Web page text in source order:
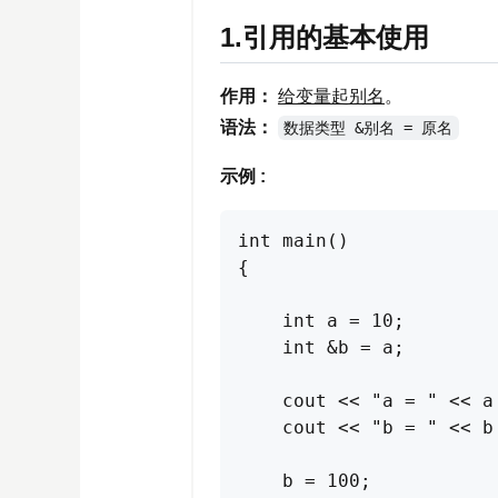
1.引用的基本使用
作用： 给变量起别名 。
语法：
数据类型 &别名 = 原名
示例 :
int main()
{
    int a = 10;
    int &b = a;
cout << "a = " << a
cout << "b = " << b
    b = 100;